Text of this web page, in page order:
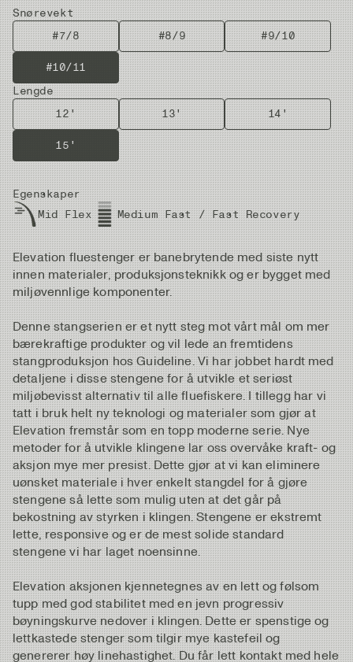
Snørevekt
#7/8
#8/9 #9/10
#10/11
Lengde
12'
13' 14'
15'
Egenskaper
Mid Flex
Medium Fast / Fast Recovery
Elevation fluestenger er banebrytende med siste nytt
innen materialer, produksjonsteknikk og er bygget med
miljøvennlige komponenter.
Denne stangserien er et nytt steg mot vårt mål om mer
bærekraftige produkter og vil lede an fremtidens
stangproduksjon hos Guideline. Vi har jobbet hardt med
detaljene i disse stengene for å utvikle et seriøst
miljøbevisst alternativ til alle fluefiskere. I tillegg har vi
tatt i bruk helt ny teknologi og materialer som gjør at
Elevation fremstår som en topp moderne serie. Nye
metoder for å utvikle klingene lar oss overvåke kraft- og
aksjon mye mer presist. Dette gjør at vi kan eliminere
uønsket materiale i hver enkelt stangdel for å gjøre
stengene så lette som mulig uten at det går på
bekostning av styrken i klingen. Stengene er ekstremt
lette, responsive og er de mest solide standard
stengene vi har laget noensinne.
Elevation aksjonen kjennetegnes av en lett og følsom
tupp med god stabilitet med en jevn progressiv
bøyningskurve nedover i klingen. Dette er spenstige og
lettkastede stenger som tilgir mye kastefeil og
genererer høy linehastighet. Du får lett kontakt med hele